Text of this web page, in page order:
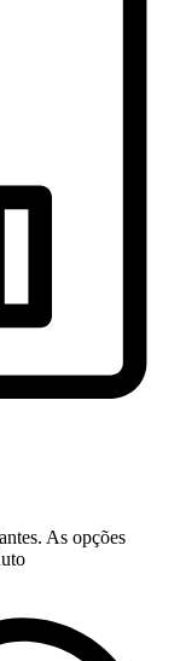
As opções